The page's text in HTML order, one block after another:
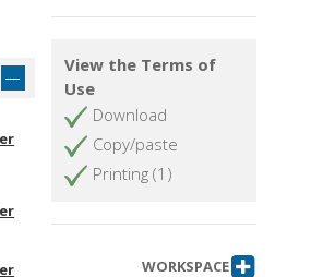
View the Terms of
Use
Download
Copy/paste
Printing (1)
WORKSPACE